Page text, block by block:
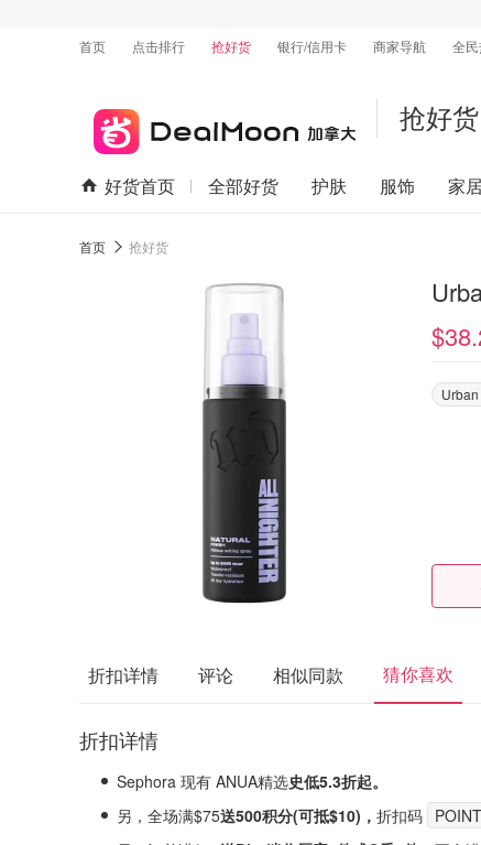
首页
点击排行 抢好货 银行/信用卡 商家导航 全
抢好货
好货首页 全部好货 护肤 服饰 家
首页 抢好货
折扣详情 评论 相似同款 猜你喜欢
折扣详情
Sephora 现有 ANUA精选史低5.3折起。
另，全场满$75送500积分(可抵$10)， 折扣码